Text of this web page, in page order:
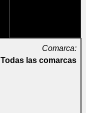
Comarca:
Todas las comarcas